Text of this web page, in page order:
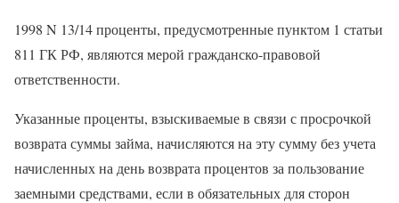
1998 N 13/14 проценты, предусмотренные пунктом 1 статьи
811 ГК РФ, являются мерой гражданско-правовой
ответственности.
Указанные проценты, взыскиваемые в связи с просрочкой
возврата суммы займа, начисляются на эту сумму без учета
начисленных на день возврата процентов за пользование
заемными средствами, если в обязательных для сторон